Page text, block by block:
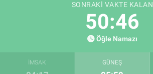
SONRAKI VAKTE KALAN
50:46
Öğle Namazı
İMSAK GÜNEŞ